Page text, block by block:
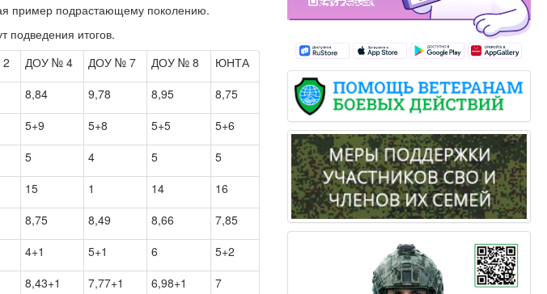
пример подрастающему поколению.
подведения итогов.
ДОУ № 4 ДОУ № 7 ДОУ № 8
ЮНТА
8,84 9,78 8,95
8,75
5+9 5+8 5+5
5+6
5 4 5
5
15 1 14
16
8,75 8,49 8,66
7,85
4+1 5+1 6
5+2
8,43+1 7,77+1 6,98+1
7